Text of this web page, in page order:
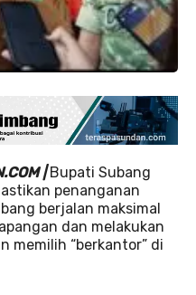
| Bupati Subang
penanganan
berjalan maksimal
dan melakukan
memilih “berkantor” di